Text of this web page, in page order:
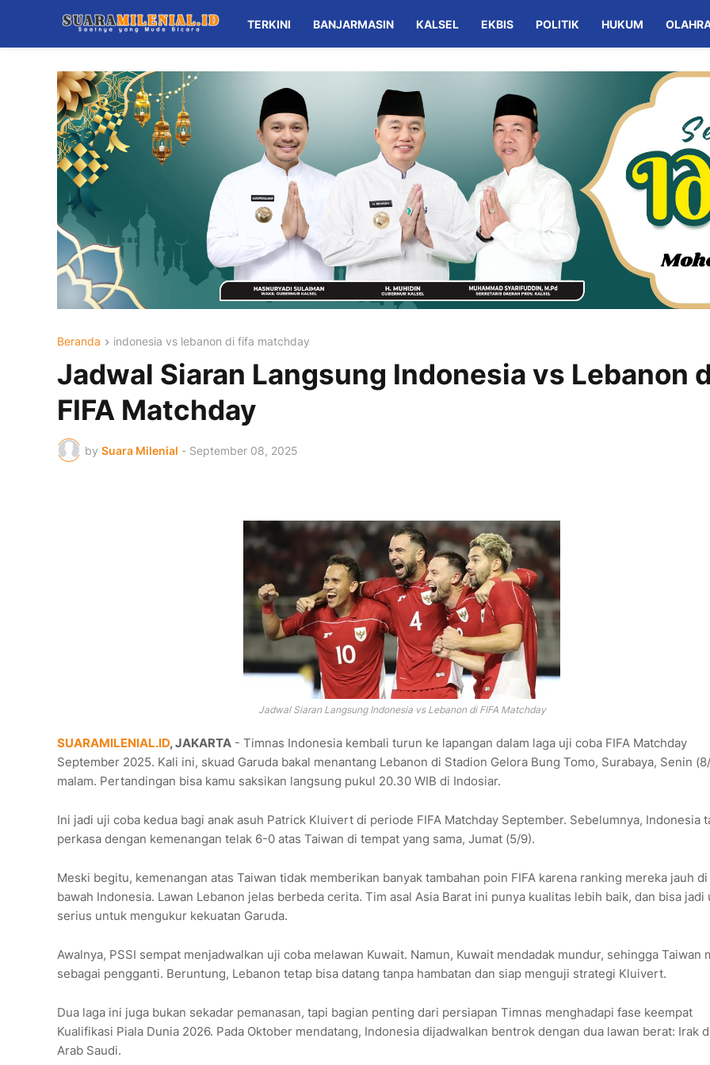
TERKINI BANJARMASIN KALSEL EKBIS POLITIK HUKUM
Beranda indonesia vs lebanon di fifa matchday
Jadwal Siaran Langsung Indonesia vs Lebanon
FIFA Matchday
by Suara Milenial - September 08, 2025
Jadwal Siaran Langsung Indonesia vs Lebanon di FIFA Matchday
SUARAMILENIAL.ID, JAKARTA - Timnas Indonesia kembali turun ke lapangan dalam laga uji coba FIFA Matchday
September 2025. Kali ini, skuad Garuda bakal menantang Lebanon di Stadion Gelora Bung Tomo, Surabaya, Senin
malam. Pertandingan bisa kamu saksikan langsung pukul 20.30 WIB di Indosiar.
Ini jadi uji coba kedua bagi anak asuh Patrick Kluivert di periode FIFA Matchday September. Sebelumnya, Indonesia
perkasa dengan kemenangan telak 6-0 atas Taiwan di tempat yang sama, Jumat (5/9).
Meski begitu, kemenangan atas Taiwan tidak memberikan banyak tambahan poin FIFA karena ranking mereka jauh di
bawah Indonesia. Lawan Lebanon jelas berbeda cerita. Tim asal Asia Barat ini punya kualitas lebih baik, dan bisa jadi
serius untuk mengukur kekuatan Garuda.
Awalnya, PSSI sempat menjadwalkan uji coba melawan Kuwait. Namun, Kuwait mendadak mundur, sehingga Taiwan
sebagai pengganti. Beruntung, Lebanon tetap bisa datang tanpa hambatan dan siap menguji strategi Kluivert.
Dua laga ini juga bukan sekadar pemanasan, tapi bagian penting dari persiapan Timnas menghadapi fase keempat
Kualifikasi Piala Dunia 2026. Pada Oktober mendatang, Indonesia dijadwalkan bentrok dengan dua lawan berat: Irak
Arab Saudi.